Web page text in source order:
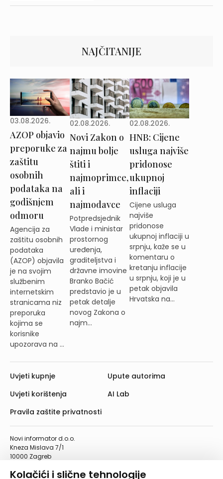
Kolačići i slične tehnologije
NAJČITANIJE
03.08.2026.
AZOP objavio
preporuke za
zaštitu
osobnih
podataka na
godišnjem
odmoru
Agencija za
zaštitu osobnih
podataka
(AZOP) objavila
je na svojim
službenim
internetskim
stranicama niz
preporuka
kojima se
korisnike
upozorava na ...
02.08.2026.
Novi Zakon o
najmu bolje
štiti i
najmoprimce,
ali i
najmodavce
Potpredsjednik
Vlade i ministar
prostornog
uređenja,
graditeljstva i
državne imovine
Branko Bačić
predstavio je u
petak detalje
novog Zakona o
najm...
02.08.2026.
HNB: Cijene
usluga najviše
pridonose
ukupnoj
inflaciji
Cijene usluga
najviše
pridonose
ukupnoj inflaciji u
srpnju, kaže se u
komentaru o
kretanju inflacije
u srpnju, koji je u
petak objavila
Hrvatska na...
Novi informator d.o.o.
Kneza Mislava 7/1
10000 Zagreb
Telefaks: 01/4612-553
Uvjeti kupnje
Uvjeti korištenja
Pravila zaštite privatnosti
Upute autorima
AI Lab